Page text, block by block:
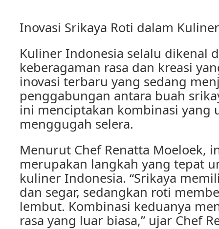
Inovasi Srikaya Roti dalam
Kuliner Indonesia selalu dikenal
keberagaman rasa dan kreasi
inovasi terbaru yang sedang
penggabungan antara buah
ini menciptakan kombinasi yang
menggugah selera.
Menurut Chef Renatta Moeloek,
merupakan langkah yang tepat
kuliner Indonesia. “Srikaya
dan segar, sedangkan roti
lembut. Kombinasi keduanya
rasa yang luar biasa,” ujar Chef